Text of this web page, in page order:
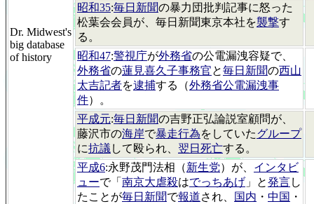
Dr. Midwest's
big database
of history
昭和35:毎日新聞の暴力団批判記事に怒った
松葉会会員が、毎日新聞東京本社を襲撃す
る。
昭和47:警視庁が外務省の公電漏洩容疑で、
外務省の蓮見喜久子事務官と毎日新聞の西山
太吉記者を逮捕する（外務省公電漏洩事
件）。
平成元:毎日新聞の吉野正弘論説室顧問が、
藤沢市の海岸で暴走行為をしていたグループ
に抗議 して殴られ、 翌日死亡する。
平成6:永野茂門法相（新生党）が、 インタビ
ューで「 南京大虐殺はでっちあげ 」と発言し
たことが毎日新聞で報道され、 国内 ・ 中国 ・